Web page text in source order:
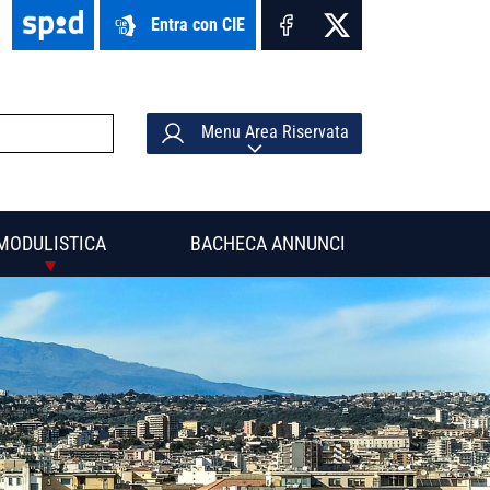
Entra con CIE
Menu Area Riservata
BACHECA ANNUNCI